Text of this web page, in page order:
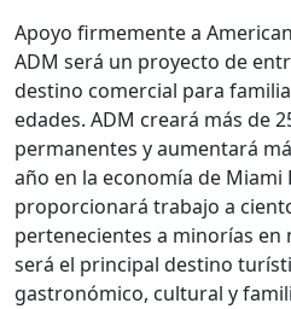
Apoyo firmemente a
ADM será un proyecto de
destino comercial para
edades. ADM creará más de
permanentes y aumentará
año en la economía de Miami
proporcionará trabajo a
pertenecientes a minorías en
será el principal destino
gastronómico, cultural y